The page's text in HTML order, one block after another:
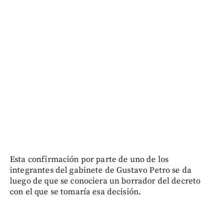
Esta confirmación por parte de uno de los
integrantes del gabinete de Gustavo Petro se da
luego de que se conociera un borrador del decreto
con el que se tomaría esa decisión.